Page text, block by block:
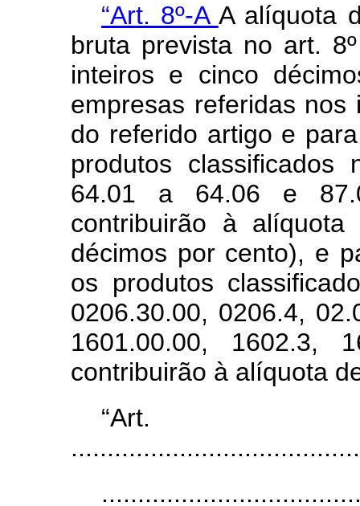
“Art. 8º-A A alíquota
bruta prevista no art.
inteiros e cinco
empresas referidas
do referido artigo e
produtos
64.01 a 64.06 e
contribuirão à
décimos por cento), e
os produtos
0206.30.00, 0206.4,
1601.00.00, 1602.3,
contribuirão à alíquota